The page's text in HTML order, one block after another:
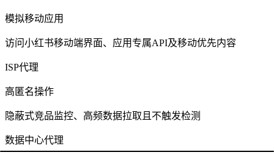
模拟移动应用
访问小红书移动端界面、应用专属API及移动优先内容
ISP代理
高匿名操作
隐蔽式竞品监控、高频数据拉取且不触发检测
数据中心代理